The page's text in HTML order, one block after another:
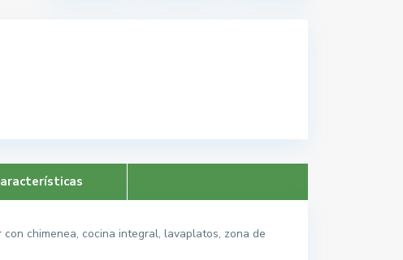
chimenea, cocina integral, lavaplatos, zona de